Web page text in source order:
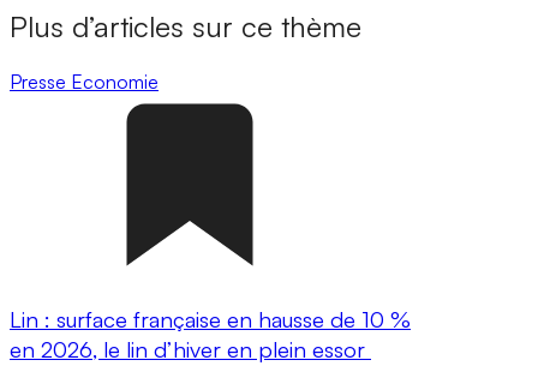
Plus d’articles sur ce thème
Presse Economie
Lin : surface française en hausse de 10 %
en 2026, le lin d’hiver en plein essor